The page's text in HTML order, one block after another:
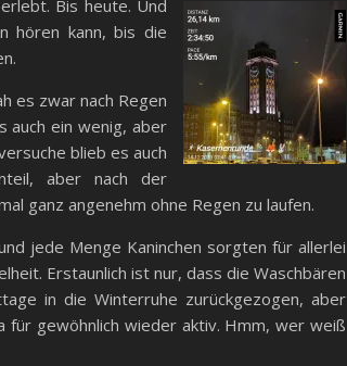
Bis heute. Und
hören kann, bis die
es zwar nach Regen
auch ein wenig, aber
blieb es auch
aber nach der
ganz angenehm ohne Regen zu laufen.
jede Menge Kaninchen sorgten für allerlei
Erstaunlich ist nur, dass die Waschbären
in die Winterruhe zurückgezogen, aber
für gewöhnlich wieder aktiv. Hmm, wer weiß